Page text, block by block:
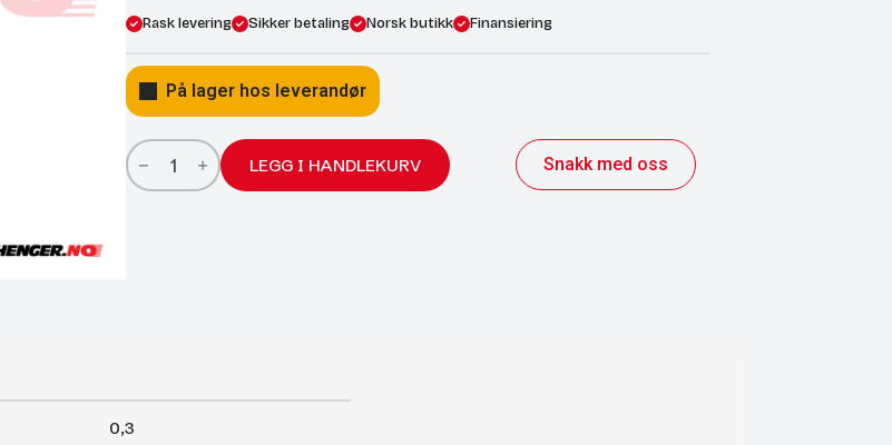
Rask levering Sikker betaling Norsk butikk Finansiering
På lager hos leverandør
Gassfjærer
Arctic
18/8;
LEGG I HANDLEKURV Snakk med oss
0,3